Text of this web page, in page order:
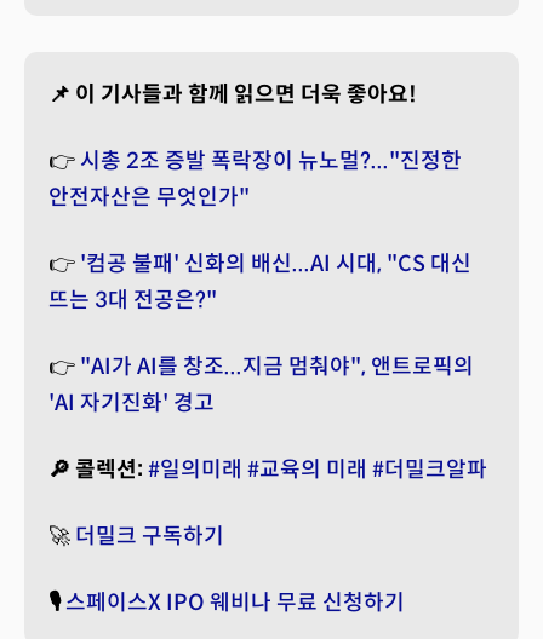
📌 이 기사들과 함께 읽으면 더욱 좋아요!
👉 시총 2조 증발 폭락장이 뉴노멀?..."진정한
안전자산은 무엇인가"
👉 '컴공 불패' 신화의 배신...AI 시대, "CS 대신
뜨는 3대 전공은?"
👉 "AI가 AI를 창조...지금 멈춰야", 앤트로픽의
'AI 자기진화' 경고
🔎 콜렉션: #일의미래 #교육의 미래 #더밀크알파
🚀 더밀크 구독하기
🎙️스페이스X IPO 웨비나 무료 신청하기